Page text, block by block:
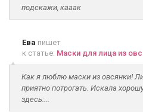
подскажи, кааак
Ева пишет
к статье: Маски для лица из
Как я люблю маски из овсянки!
приятно потрогать. Искала
здесь:...